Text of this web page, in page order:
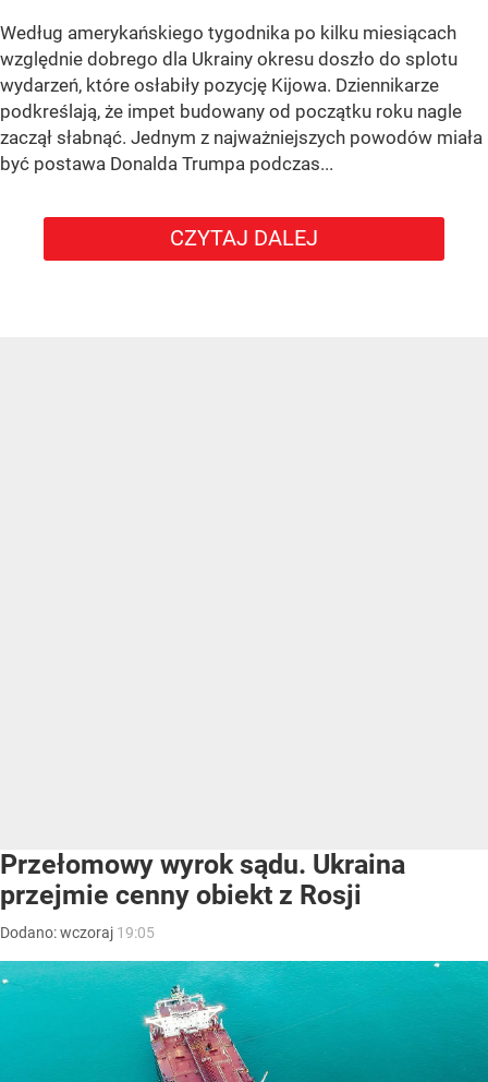
Według amerykańskiego tygodnika po kilku miesiącach
względnie dobrego dla Ukrainy okresu doszło do splotu
wydarzeń, które osłabiły pozycję Kijowa. Dziennikarze
podkreślają, że impet budowany od początku roku nagle
zaczął słabnąć. Jednym z najważniejszych powodów miała
być postawa Donalda Trumpa podczas...
CZYTAJ DALEJ
Przełomowy wyrok sądu. Ukraina
przejmie cenny obiekt z Rosji
Dodano:wczoraj 19:05